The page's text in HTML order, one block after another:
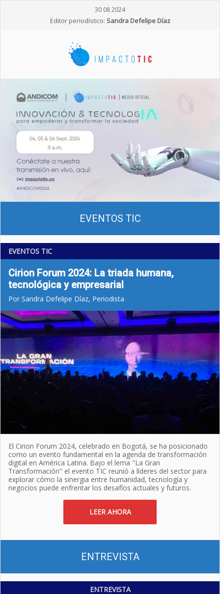
30 08 2024
Editor periodístico: Sandra Defelipe Díaz
EVENTOS TIC
EVENTOS TIC
Cirion Forum 2024: La triada humana,
tecnológica y empresarial
Por Sandra Defelipe Díaz, Periodista
El Cirion Forum 2024, celebrado en Bogotá, se ha posicionado
como un evento fundamental en la agenda de transformación
digital en América Latina. Bajo el lema "La Gran
Transformación" el evento TIC reunió a líderes del sector para
explorar cómo la sinergia entre humanidad, tecnología y
negocios puede enfrentar los desafíos actuales y futuros.
LEER AHORA
ENTREVISTA
ENTREVISTA